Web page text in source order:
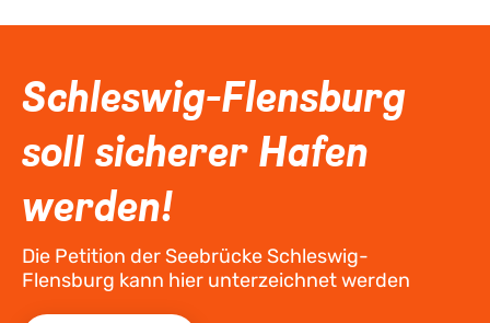
Schleswig-Flensburg
soll sicherer Hafen
werden!
Die Petition der Seebrücke Schleswig-
Flensburg kann hier unterzeichnet werden